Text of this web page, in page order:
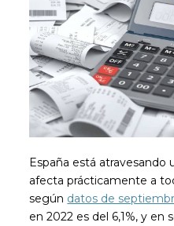
España está atravesando
afecta prácticamente a
según datos de
en 2022 es del 6,1%, y en